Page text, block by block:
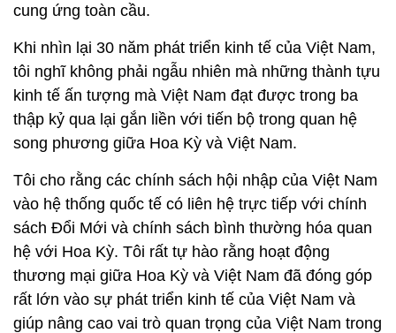
cung ứng toàn cầu.
Khi nhìn lại 30 năm phát triển kinh tế của Việt Nam,
tôi nghĩ không phải ngẫu nhiên mà những thành tựu
kinh tế ấn tượng mà Việt Nam đạt được trong ba
thập kỷ qua lại gắn liền với tiến bộ trong quan hệ
song phương giữa Hoa Kỳ và Việt Nam.
Tôi cho rằng các chính sách hội nhập của Việt Nam
vào hệ thống quốc tế có liên hệ trực tiếp với chính
sách Đổi Mới và chính sách bình thường hóa quan
hệ với Hoa Kỳ. Tôi rất tự hào rằng hoạt động
thương mại giữa Hoa Kỳ và Việt Nam đã đóng góp
rất lớn vào sự phát triển kinh tế của Việt Nam và
giúp nâng cao vai trò quan trọng của Việt Nam trong